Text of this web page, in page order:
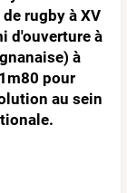
rugby à XV
d'ouverture à
à
pour
au sein